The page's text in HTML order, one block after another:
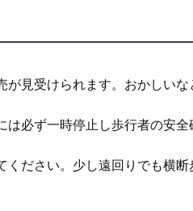
見受けられます。おかしい
必ず一時停止し歩行者の安全
ださい。少し遠回りでも横断